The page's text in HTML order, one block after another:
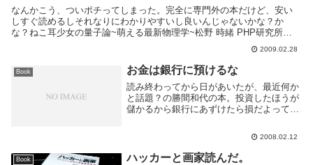
なんかこう、ついポチってしまった。完全に専門外の本だけど、安い
しすぐ読めるしそれなりにわかりやすいし良いんじゃないかな？か
な？ねこ耳少女の量子論~萌える最新物理学~松野 時緒 PHP研究所
2009.02.28
Book お金は銀行に預けるな
読み終わってから日があいたが、最近何か
と話題？の勝間和代の本。投資したほうが
儲かるから銀行にあずけたら損だよって
の解説もあり、お金の知識を身に着けるの
に良いと思った。経済に関してはまるで無
頓着な俺でもわ...
2008.02.12
Book ハッカーと画家読んだ。